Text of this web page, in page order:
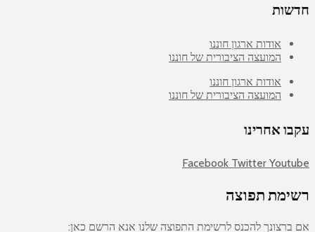
חדשות
אודות ארגון חוננו
המועצה הציבורית של חוננו
אודות ארגון חוננו
המועצה הציבורית של חוננו
עקבו אחרינו
Facebook Twitter Youtube
רשימת תפוצה
אם ברצונך להכנס לרשימת התפוצה שלנו אנא הרשם כאן: